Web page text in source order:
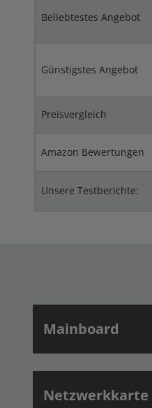
Beliebtestes Angebot
Günstigstes Angebot
Preisvergleich
Amazon Bewertungen
Unsere Testberichte:
Mainboard
Netzwerkkarte